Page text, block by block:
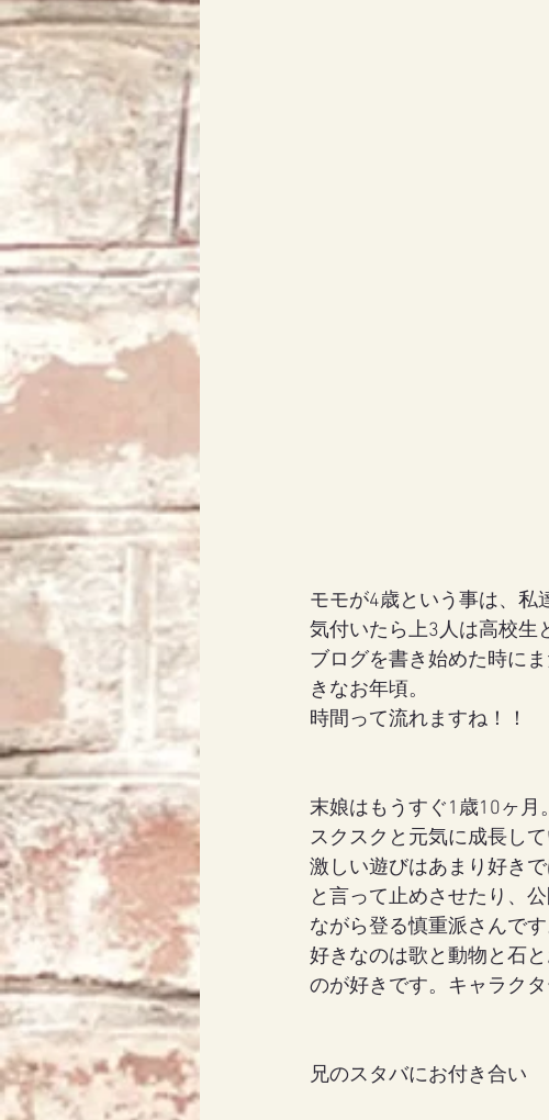
モモが4歳という事は、私
気付いたら上3人は高校生
ブログを書き始めた時に
きなお年頃。
時間って流れますね！！
末娘はもうすぐ1歳10ヶ月。
スクスクと元気に成長して
激しい遊びはあまり好き
と言って止めさせたり、
ながら登る慎重派さんです
好きなのは歌と動物と石
のが好きです。キャラク
兄のスタバにお付き合い